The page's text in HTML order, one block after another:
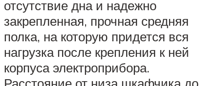
отсутствие дна и надежно
закрепленная, прочная средняя
полка, на которую придется вся
нагрузка после крепления к ней
корпуса электроприбора.